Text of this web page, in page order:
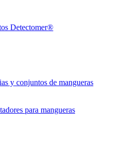
Detectomer®
y conjuntos de mangueras
para mangueras